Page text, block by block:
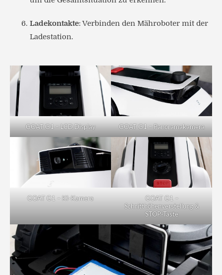
Ladekontakte: Verbinden den Mähroboter mit der
Ladestation.
GOAT G1 – LCD Display GOAT G1 – Panoramakamera
GOAT G1 – KI-Kamera
GOAT G1 –
Schnitthöhenverstellung &
STOP-Taste